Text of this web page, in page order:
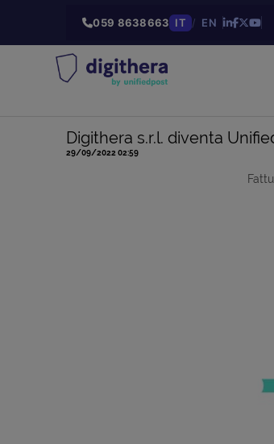
059 8638663 IT / EN
Digithera s.r.l. diventa
29/09/2022 02:59